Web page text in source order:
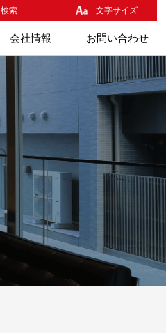
会社情報 お問い合わせ
検索 文字サイズ